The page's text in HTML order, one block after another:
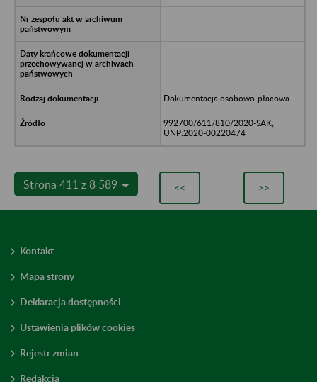
Dokumentacja osobowo-płacowa
992700/611/810/2020-SAK;
UNP:2020-00220474
Strona 411 z 8 589 << >>
Kontakt
Mapa strony
Deklaracja dostępności
Ustawienia plików cookies
Rejestr zmian
Redakcja